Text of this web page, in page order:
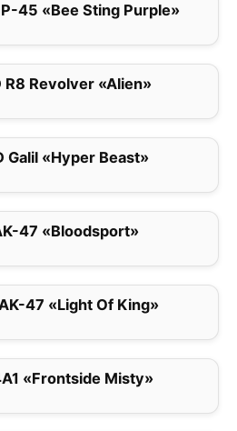
45 «Bee Sting Purple»
Revolver «Alien»
Galil «Hyper Beast»
47 «Bloodsport»
47 «Light Of King»
«Frontside Misty»